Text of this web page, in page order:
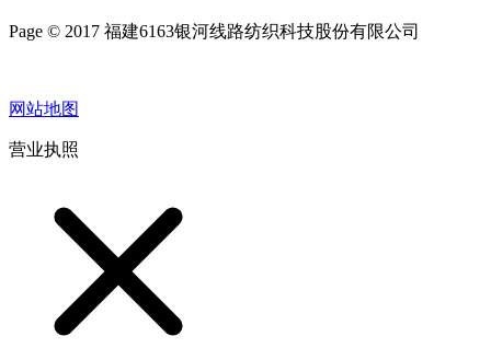
Page © 2017 福建6163银河线路纺织科技股份有限公司
网站地图
营业执照